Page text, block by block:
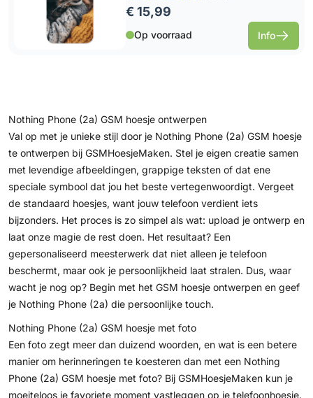
€ 15,99
Op voorraad Info
Nothing Phone (2a) GSM hoesje ontwerpen
Val op met je unieke stijl door je Nothing Phone (2a) GSM hoesje
te ontwerpen bij GSMHoesjeMaken. Stel je eigen creatie samen
met levendige afbeeldingen, grappige teksten of dat ene
speciale symbool dat jou het beste vertegenwoordigt. Vergeet
de standaard hoesjes, want jouw telefoon verdient iets
bijzonders. Het proces is zo simpel als wat: upload je ontwerp en
laat onze magie de rest doen. Het resultaat? Een
gepersonaliseerd meesterwerk dat niet alleen je telefoon
beschermt, maar ook je persoonlijkheid laat stralen. Dus, waar
wacht je nog op? Begin met het GSM hoesje ontwerpen en geef
je Nothing Phone (2a) die persoonlijke touch.
Nothing Phone (2a) GSM hoesje met foto
Een foto zegt meer dan duizend woorden, en wat is een betere
manier om herinneringen te koesteren dan met een Nothing
Phone (2a) GSM hoesje met foto? Bij GSMHoesjeMaken kun je
moeiteloos je favoriete moment vastleggen op je telefoonhoesje.